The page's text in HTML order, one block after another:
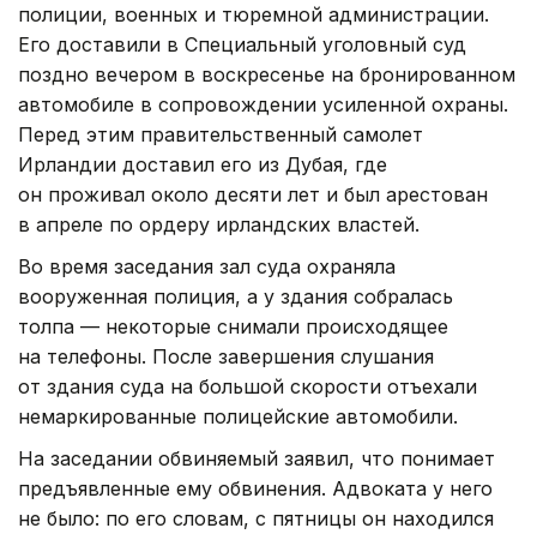
полиции, военных и тюремной администрации.
Его доставили в Специальный уголовный суд
поздно вечером в воскресенье на бронированном
автомобиле в сопровождении усиленной охраны.
Перед этим правительственный самолет
Ирландии доставил его из Дубая, где
он проживал около десяти лет и был арестован
в апреле по ордеру ирландских властей.
Во время заседания зал суда охраняла
вооруженная полиция, а у здания собралась
толпа — некоторые снимали происходящее
на телефоны. После завершения слушания
от здания суда на большой скорости отъехали
немаркированные полицейские автомобили.
На заседании обвиняемый заявил, что понимает
предъявленные ему обвинения. Адвоката у него
не было: по его словам, с пятницы он находился